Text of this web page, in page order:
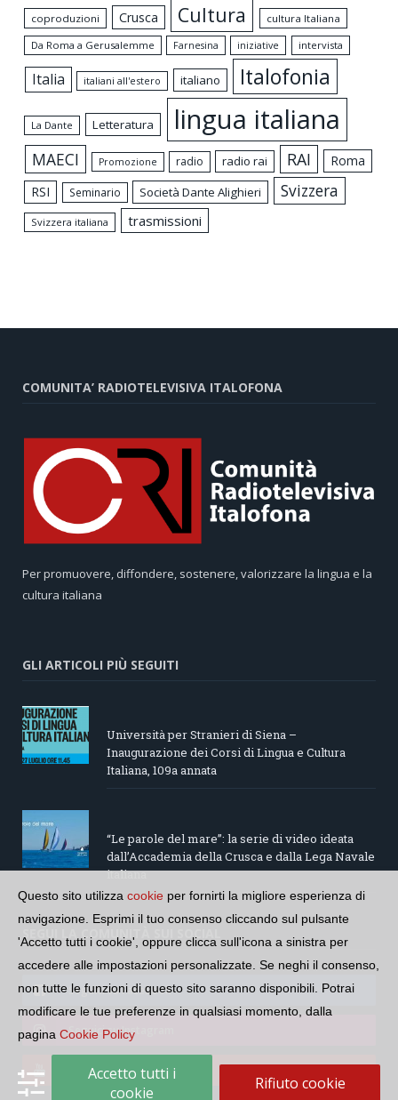
coproduzioni Crusca Cultura
cultura Italiana
Da Roma a Gerusalemme
Farnesina iniziative intervista
Italia italiani all'estero italiano Italofonia
La Dante Letteratura lingua italiana
MAECI Promozione radio radio rai RAI
Roma
RSI
Seminario Società Dante Alighieri Svizzera
Svizzera italiana trasmissioni
COMUNITA’ RADIOTELEVISIVA ITALOFONA
Per promuovere, diffondere, sostenere, valorizzare la lingua e la
cultura italiana
GLI ARTICOLI PIÙ SEGUITI
Università per Stranieri di Siena –
Inaugurazione dei Corsi di Lingua e Cultura
Italiana, 109a annata
“Le parole del mare”: la serie di video ideata
dall’Accademia della Crusca e dalla Lega Navale
italiana
Seguici su Facebook
Seguici su Instagram
Seguici su YouTube
Questo sito utilizza cookie per fornirti la migliore esperienza di
navigazione. Esprimi il tuo consenso cliccando sul pulsante
'Accetto tutti i cookie', oppure clicca sull'icona a sinistra per
accedere alle impostazioni personalizzate. Se neghi il consenso,
non tutte le funzioni di questo sito saranno disponibili. Potrai
modificare le tue preferenze in qualsiasi momento, dalla
pagina Cookie Policy
Accetto tutti i
cookie
Rifiuto cookie